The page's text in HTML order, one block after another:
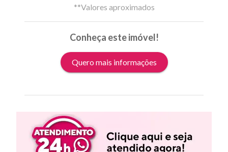
**Valores aproximados
Conheça este imóvel!
Quero mais informações